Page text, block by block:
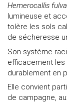
Hemerocallis fulva
lumineuse et
tolère les sols
de sécheresse
Son système
efficacement
durablement en
Elle convient
de campagne,